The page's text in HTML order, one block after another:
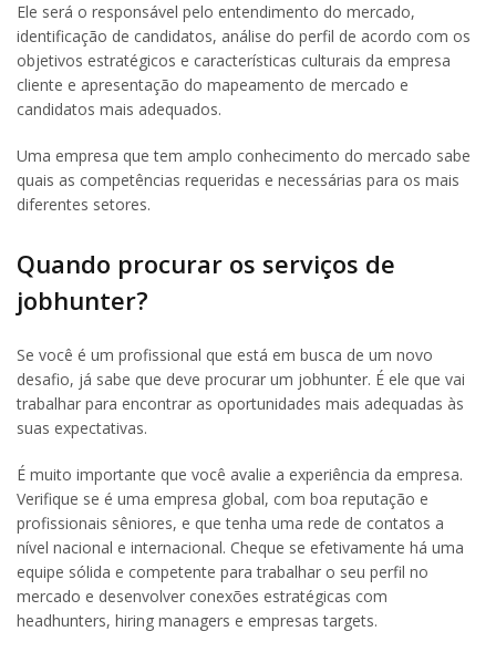
Ele será o responsável pelo entendimento do mercado,
identificação de candidatos, análise do perfil de acordo com os
objetivos estratégicos e características culturais da empresa
cliente e apresentação do mapeamento de mercado e
candidatos mais adequados.
Uma empresa que tem amplo conhecimento do mercado sabe
quais as competências requeridas e necessárias para os mais
diferentes setores.
Quando procurar os serviços de
jobhunter?
Se você é um profissional que está em busca de um novo
desafio, já sabe que deve procurar um jobhunter. É ele que vai
trabalhar para encontrar as oportunidades mais adequadas às
suas expectativas.
É muito importante que você avalie a experiência da empresa.
Verifique se é uma empresa global, com boa reputação e
profissionais sêniores, e que tenha uma rede de contatos a
nível nacional e internacional. Cheque se efetivamente há uma
equipe sólida e competente para trabalhar o seu perfil no
mercado e desenvolver conexões estratégicas com
headhunters, hiring managers e empresas targets.